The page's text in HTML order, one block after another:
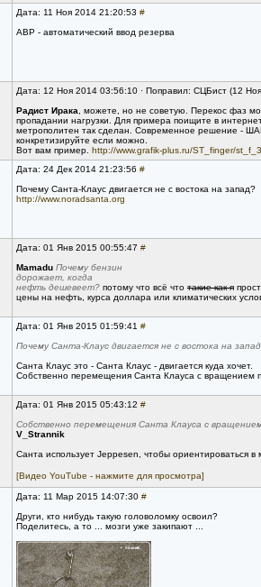
Дата: 11 Ноя 2014 21:20:53 #
АВР - автоматический ввод резерва
Дата: 12 Ноя 2014 03:56:10 · Поправил: СЦБист (12
Радист Ирака , можете, но не советую. Перекос фаз
пропадании нагрузки. Для примера поищите в
метрополитен так сделан. Современное решение -
конкретизируйте если можно.
Вот вам пример. http://www.grafik-plus.ru/ST_finger/
Дата: 24 Дек 2014 21:23:56 #
Почему Санта-Клаус двигается не с востока на запад?
http://www.noradsanta.org
Дата: 01 Янв 2015 00:55:47 #
Mamadu Почему бензин
дорожает, когда
нефть дешевеет? потому что всё что такие как я
цены на нефть, курса доллара или климатических
Дата: 01 Янв 2015 01:59:41 #
Почему Санта-Клаус двигается не с востока на
Санта Клаус это - Санта Клаус - двигается куда хочет.
Собственно перемещения Санта Клауса с вращением
Дата: 01 Янв 2015 05:43:12 #
Собственно перемещения Санта Клауса с
V_Strannik
Санта использует Jeppesen, чтобы ориентироваться в
[Видео YouTube - нажмите для просмотра]
Дата: 11 Мар 2015 14:07:30 #
Други, кто нибудь такую головоломку освоил?
Поделитесь, а то ... мозги уже закипают ...